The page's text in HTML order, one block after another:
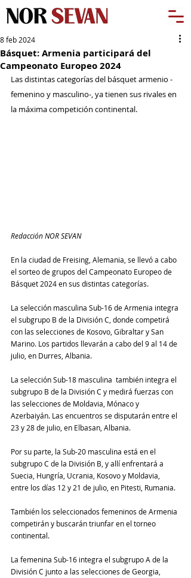
Básquet: Armenia participará del
Campeonato Europeo 2024
8 feb 2024
Las distintas categorías del básquet armenio -
femenino y masculino-, ya tienen sus rivales en
la máxima competición continental.
Redacción NOR SEVAN
En la ciudad de Freising, Alemania, se llevó a cabo
el sorteo de grupos del Campeonato Europeo de
Básquet 2024 en sus distintas categorías.
La selección masculina Sub-16 de Armenia integra
el subgrupo B de la División C, donde competirá
con las selecciones de Kosovo, Gibraltar y San
Marino. Los partidos llevarán a cabo del 9 al 14 de
julio, en Durres, Albania.
La selección Sub-18 masculina  también integra el
subgrupo B de la División С y medirá fuerzas con
las selecciones de Moldavia, Mónaco y
Azerbaiyán. Las encuentros se disputarán entre el
23 y 28 de julio, en Elbasan, Albania.
Por su parte, la Sub-20 masculina está en el
subgrupo C de la División B, y allí enfrentará a
Suecia, Hungría, Ucrania, Kosovo y Moldavia,
entre los días 12 y 21 de julio, en Pitesti, Rumania.
También los seleccionados femeninos de Armenia
competirán y buscarán triunfar en el torneo
continental.
La femenina Sub-16 integra el subgrupo A de la
División С junto a las selecciones de Georgia,